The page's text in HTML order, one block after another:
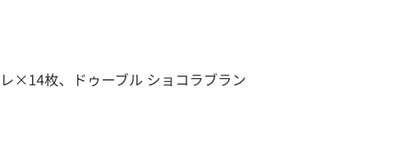
×14枚、ドゥーブル ショコラブラン